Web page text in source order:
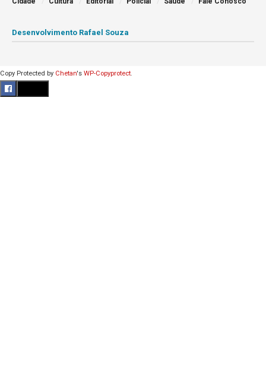
Desenvolvimento Rafael Souza
Copy Protected by Chetan's WP-Copyprotect.